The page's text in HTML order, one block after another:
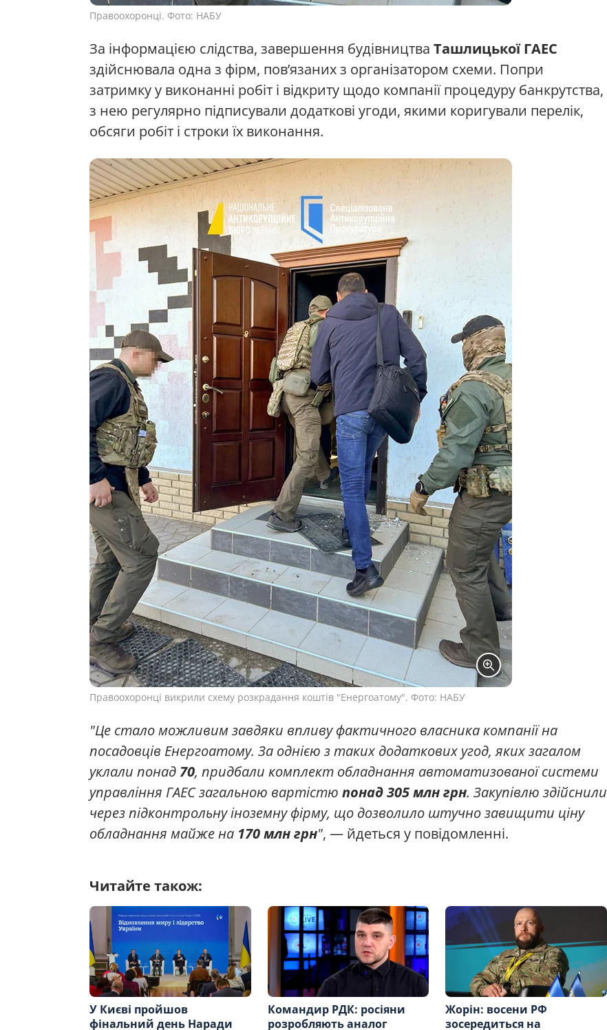
Правоохоронці. Фото: НАБУ
За інформацією слідства, завершення будівництва Ташлицької ГАЕС
здійснювала одна з фірм, повʼязаних з організатором схеми. Попри
затримку у виконанні робіт і відкриту щодо компанії процедуру банкрутства,
з нею регулярно підписували додаткові угоди, якими коригували перелік,
обсяги робіт і строки їх виконання.
Правоохоронці викрили схему розкрадання коштів "Енергоатому". Фото: НАБУ
"Це стало можливим завдяки впливу фактичного власника компанії на
посадовців Енергоатому. За однією з таких додаткових угод, яких загалом
уклали понад 70, придбали комплект обладнання автоматизованої системи
управління ГАЕС загальною вартістю понад 305 млн грн. Закупівлю здійснили
через підконтрольну іноземну фірму, що дозволило штучно завищити ціну
обладнання майже на 170 млн грн", — йдеться у повідомленні.
Читайте також:
У Києві пройшов
фінальний день Наради
Командир РДК: росіяни
розробляють аналог
Жорін: восени РФ
зосередиться на